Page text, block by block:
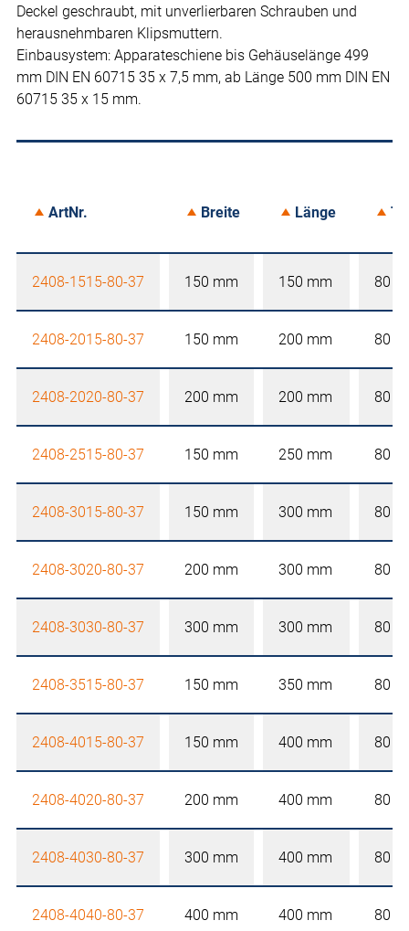
Deckel geschraubt, mit unverlierbaren Schrauben und
herausnehmbaren Klipsmuttern.
Einbausystem: Apparateschiene bis Gehäuselänge 499
mm DIN EN 60715 35 x 7,5 mm, ab Länge 500 mm DIN EN
60715 35 x 15 mm.
ArtNr. Breite Länge
2408-1515-80-37 150 mm 150 mm 80
2408-2015-80-37 150 mm 200 mm 80
2408-2020-80-37 200 mm 200 mm 80
2408-2515-80-37 150 mm 250 mm 80
2408-3015-80-37 150 mm 300 mm 80
2408-3020-80-37 200 mm 300 mm 80
2408-3030-80-37 300 mm 300 mm 80
2408-3515-80-37 150 mm 350 mm 80
2408-4015-80-37 150 mm 400 mm 80
2408-4020-80-37 200 mm 400 mm 80
2408-4030-80-37 300 mm 400 mm 80
2408-4040-80-37 400 mm 400 mm 80